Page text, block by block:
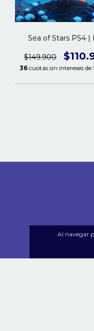
Al navegar
Sea of Stars PS4 |
$149.900
36 cuotas sin intereses de